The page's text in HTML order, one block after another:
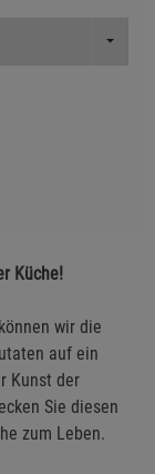
Toggle
Küche!
wir die
auf ein
Kunst der
Sie diesen
zum Leben.